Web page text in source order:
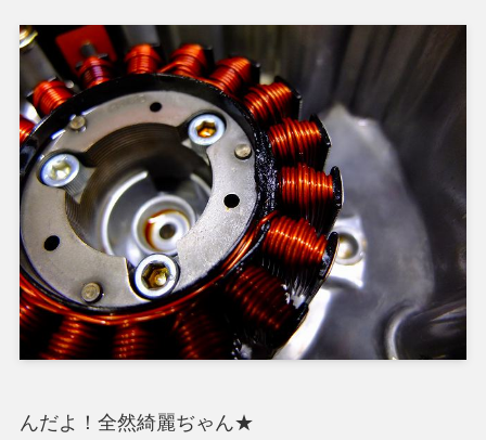
んだよ！全然綺麗ぢゃん★